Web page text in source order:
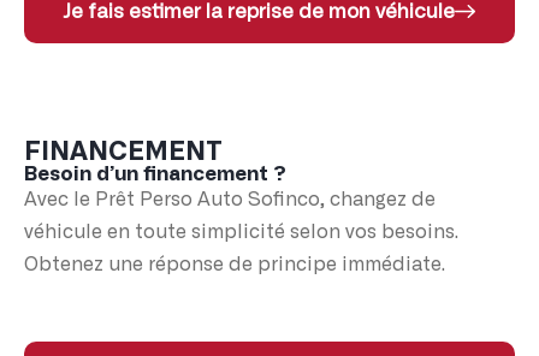
Je fais estimer la reprise de mon véhicule
FINANCEMENT
Besoin d’un financement ?
Avec le Prêt Perso Auto Sofinco, changez de
véhicule en toute simplicité selon vos besoins.
Obtenez une réponse de principe immédiate.